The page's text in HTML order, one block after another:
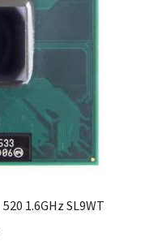
1.6GHz SL9WT